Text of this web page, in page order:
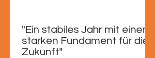
"Ein stabiles Jahr mit einem
starken Fundament für die
Zukunft"